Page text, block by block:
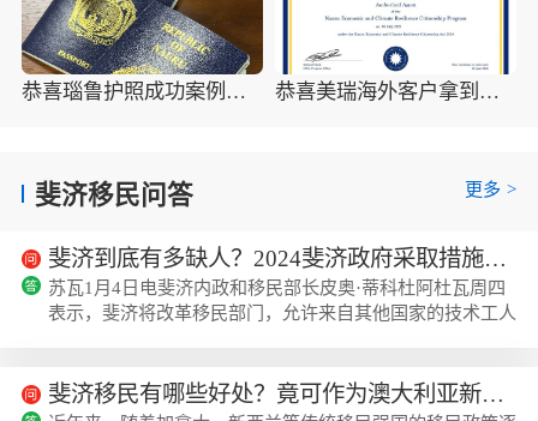
恭喜瑙鲁护照成功案例，最新瑙鲁护照批准获批信 恭喜美瑞海外客户拿到瑙鲁护照最新获批信(2026年4月16日)
斐济移民问答 更多 >
斐济到底有多缺人？2024斐济政府采取措施吸引外国技术工人
苏瓦1月4日电斐济内政和移民部长皮奥·蒂科杜阿杜瓦周四
表示，斐济将改革移民部门，允许来自其他国家的技术工人
斐济移民有哪些好处？竟可作为澳大利亚新西兰跳板？